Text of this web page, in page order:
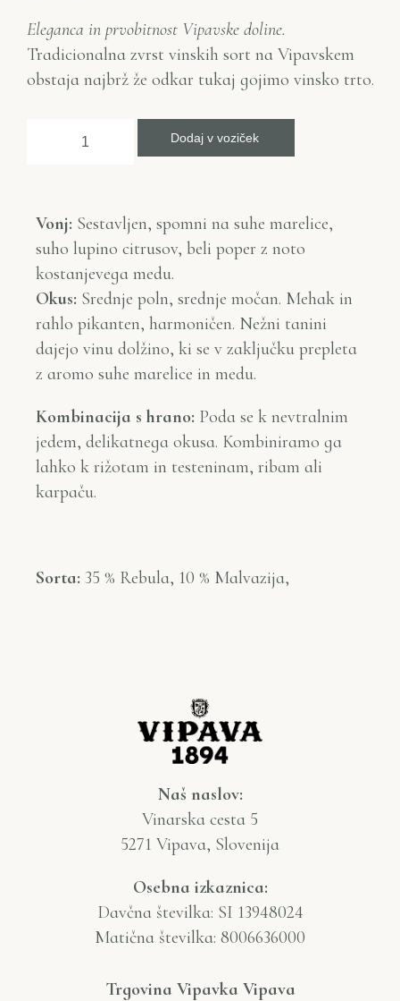
Eleganca in prvobitnost Vipavske doline.
Tradicionalna zvrst vinskih sort na Vipavskem
obstaja najbrž že odkar tukaj gojimo vinsko trto.
Dodaj v voziček
Vonj: Sestavljen, spomni na suhe marelice,
suho lupino citrusov, beli poper z noto
kostanjevega medu.
Okus: Srednje poln, srednje močan. Mehak in
rahlo pikanten, harmoničen. Nežni tanini
dajejo vinu dolžino, ki se v zaključku prepleta
z aromo suhe marelice in medu.
Kombinacija s hrano: Poda se k nevtralnim
jedem, delikatnega okusa. Kombiniramo ga
lahko k rižotam in testeninam, ribam ali
karpaču.
Sorta: 35 % Rebula, 10 % Malvazija,
Naš naslov:
Vinarska cesta 5
5271 Vipava, Slovenija
Osebna izkaznica:
Davčna številka: SI 13948024
Matična številka: 8006636000
Trgovina Vipavka Vipava